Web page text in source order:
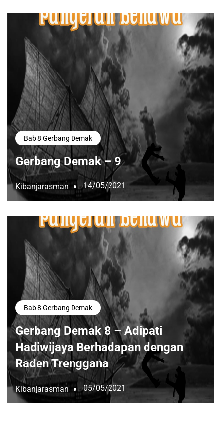
Bab 8 Gerbang Demak
Gerbang Demak – 9
Kibanjarasman 14/05/2021
Bab 8 Gerbang Demak
Gerbang Demak 8 – Adipati
Hadiwijaya Berhadapan dengan
Raden Trenggana
Kibanjarasman 05/05/2021